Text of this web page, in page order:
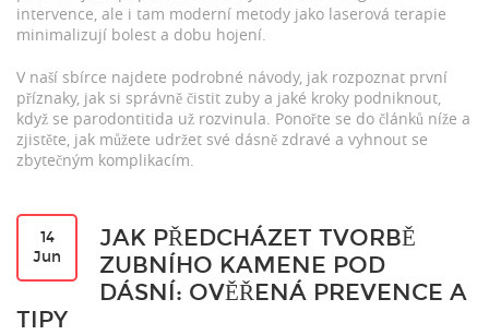
intervence, ale i tam moderní metody jako laserová terapie
minimalizují bolest a dobu hojení.
V naší sbírce najdete podrobné návody, jak rozpoznat první
příznaky, jak si správně čistit zuby a jaké kroky podniknout,
když se parodontitida už rozvinula. Ponořte se do článků níže a
zjistěte, jak můžete udržet své dásně zdravé a vyhnout se
zbytečným komplikacím.
14
Jun
JAK PŘEDCHÁZET TVORBĚ
ZUBNÍHO KAMENE POD
DÁSNÍ: OVĚŘENÁ PREVENCE A
TIPY